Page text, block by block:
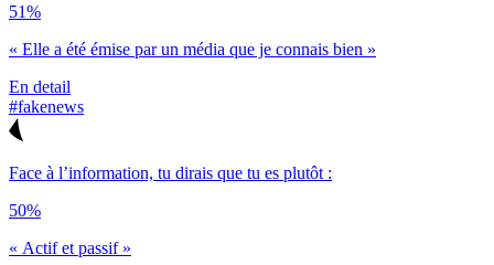
51%
« Elle a été émise par un média que je connais bien »
En detail
#fakenews
Face à l’information, tu dirais que tu es plutôt :
50%
« Actif et passif »